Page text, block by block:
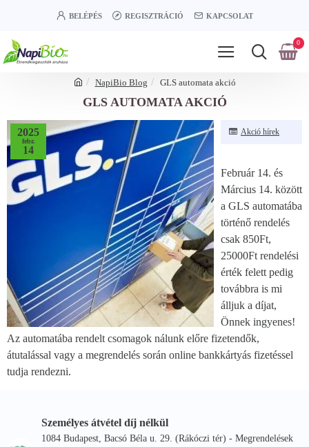
BELÉPÉS REGISZTRÁCIÓ KAPCSOLAT
0
NapiBio Blog GLS automata akció
GLS AUTOMATA AKCIÓ
2025
febr.
14
Akció hírek
Február 14. és
Március 14. között
a GLS automatába
történő rendelés
csak 850Ft,
25000Ft rendelési
érték felett pedig
továbbra is mi
álljuk a díjat,
Önnek ingyenes!
Az automatába rendelt csomagok nálunk előre fizetendők,
átutalással vagy a megrendelés során online bankkártyás fizetéssel
tudja rendezni.
Személyes átvétel díj nélkül
1084 Budapest, Bacsó Béla u. 29. (Rákóczi tér) - Megrendelések